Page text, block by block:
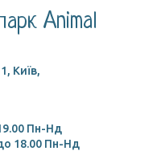
Animal
Київ,
Пн-Нд
18.00 Пн-Нд